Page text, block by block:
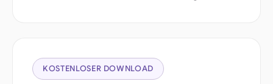
KOSTENLOSER DOWNLOAD